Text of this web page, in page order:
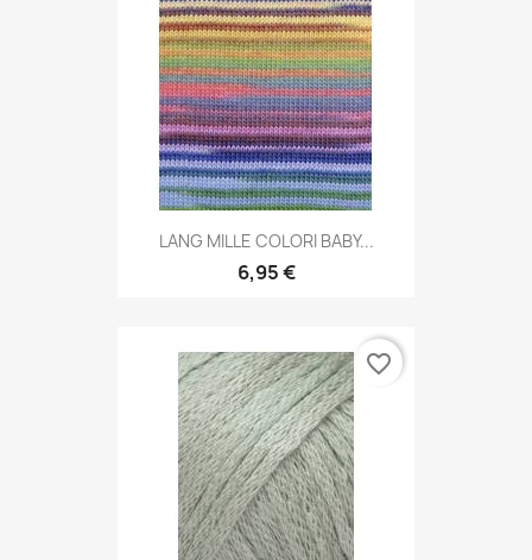
LANG MILLE COLORI BABY...
6,95 €
favorite_border